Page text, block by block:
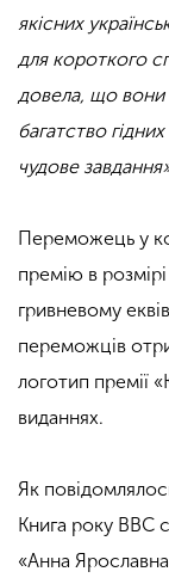
якісних
для короткого
довела, що вони
багатство
чудове
Переможець у
премію в
гривневому
переможців
логотип премії
виданнях.
Як
Книга року ВВС
«Анна